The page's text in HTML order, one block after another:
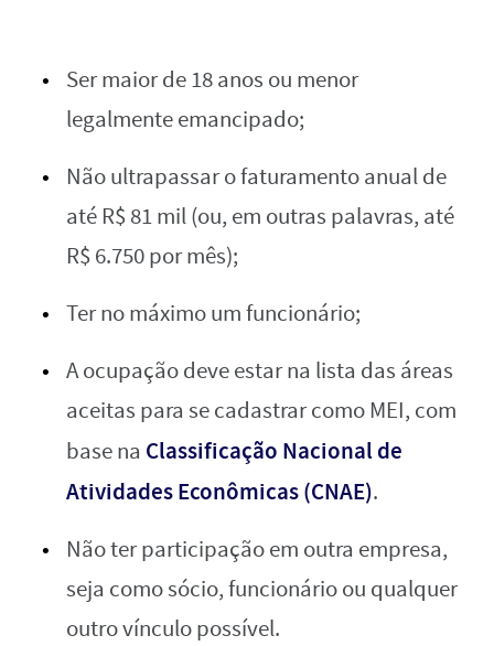
Ser maior de 18 anos ou menor
legalmente emancipado;
Não ultrapassar o faturamento anual de
até R$ 81 mil (ou, em outras palavras, até
R$ 6.750 por mês);
Ter no máximo um funcionário;
A ocupação deve estar na lista das áreas
aceitas para se cadastrar como MEI, com
base na Classificação Nacional de
Atividades Econômicas (CNAE).
Não ter participação em outra empresa,
seja como sócio, funcionário ou qualquer
outro vínculo possível.